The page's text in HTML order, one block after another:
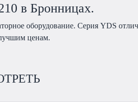
в Бронницах.
оборудование. Серия YDS
ценам.